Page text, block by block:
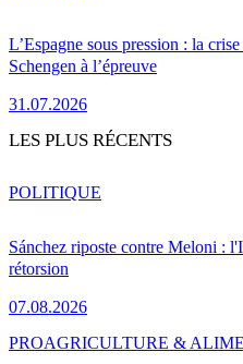
L’Espagne sous pression : la
Schengen à l’épreuve
31.07.2026
LES PLUS RÉCENTS
Sánchez riposte contre Meloni :
rétorsion
07.08.2026
POLITIQUE
PROAGRICULTURE &